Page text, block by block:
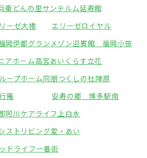
衛どんの里 サンテルム延寿館
ーゼ大橋
エリーゼロイヤル
岡伊都グランメゾン迎賓館 福岡小笹
アホーム高宮あいくらす立花
ープホーム同朋つくしの杜陣原
庵
安寿の郷 博多駅南
珂川 ケアライフ上白水
ストリビング愛・あい
ドライフ一番街